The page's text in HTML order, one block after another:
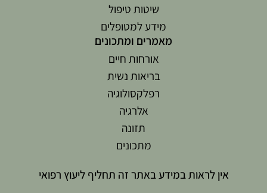
שיטות טיפול
מידע למטופלים
מאמרים ומתכונים
אורחות חיים
בריאות נשית
רפלקסולוגיה
אלרגיה
תזונה
מתכונים
אין לראות במידע באתר זה תחליף ליעוץ רפואי